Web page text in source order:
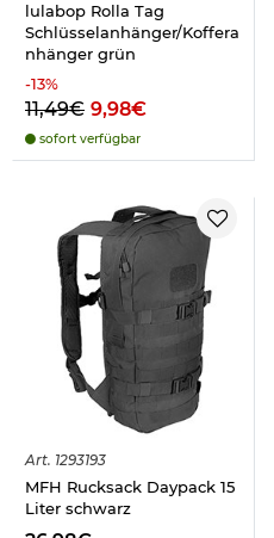
lulabop Rolla Tag
Schlüsselanhänger/Koffera
nhänger grün
-13%
11,49€ 9,98€
sofort verfügbar
Art. 1293193
MFH Rucksack Daypack 15
Liter schwarz